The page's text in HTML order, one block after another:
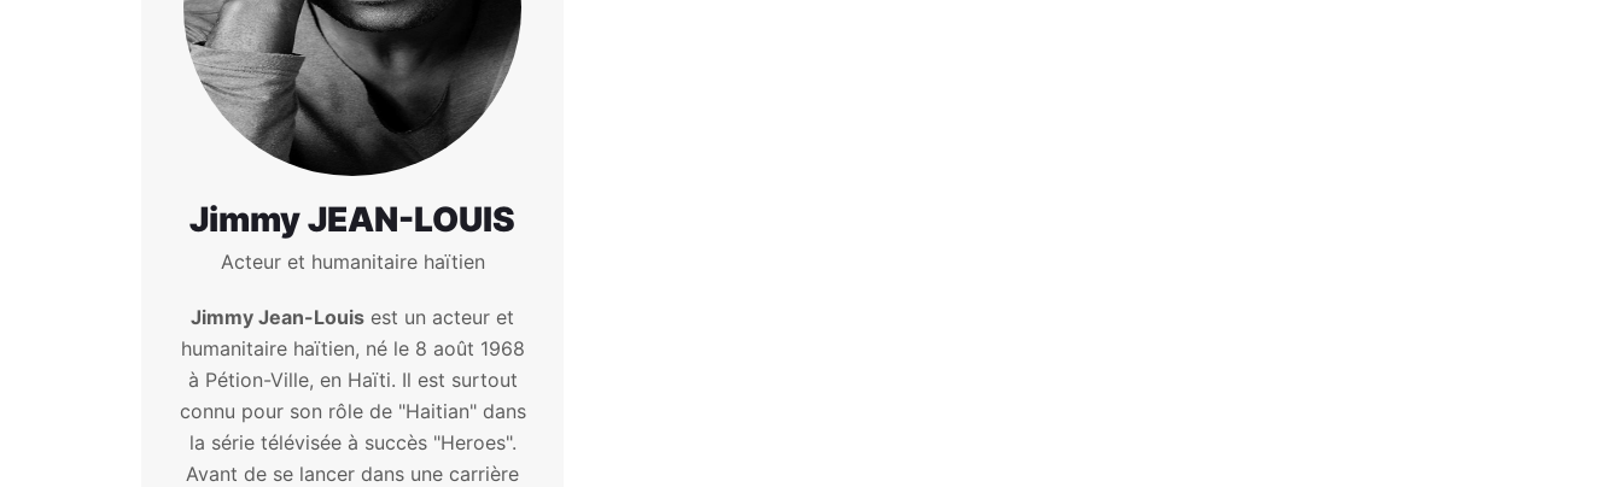
Jimmy JEAN-LOUIS
Acteur et humanitaire haïtien
Jimmy Jean-Louis est un acteur et
humanitaire haïtien, né le 8 août 1968
à Pétion-Ville, en Haïti. Il est surtout
connu pour son rôle de "Haitian" dans
la série télévisée à succès "Heroes".
Avant de se lancer dans une carrière